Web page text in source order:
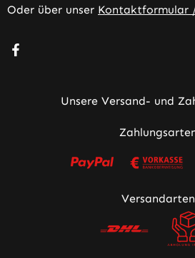
Oder über unser Kontaktformular
Besuche uns auf Facebook –
Unsere Versand- und